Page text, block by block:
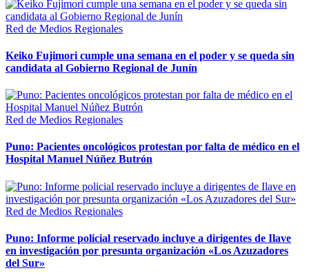
Red de Medios Regionales
Keiko Fujimori cumple una semana en el poder y se queda sin
candidata al Gobierno Regional de Junín
Red de Medios Regionales
Puno: Pacientes oncológicos protestan por falta de médico en el
Hospital Manuel Núñez Butrón
Red de Medios Regionales
Puno: Informe policial reservado incluye a dirigentes de Ilave
en investigación por presunta organización «Los Azuzadores
del Sur»